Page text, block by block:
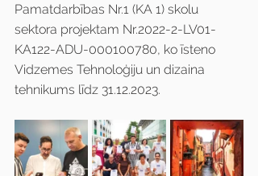
Pamatdarbības Nr.1 (KA 1) skolu
sektora projektam Nr.2022-2-LV01-
KA122-ADU-000100780, ko īsteno
Vidzemes Tehnoloģiju un dizaina
tehnikums līdz 31.12.2023.